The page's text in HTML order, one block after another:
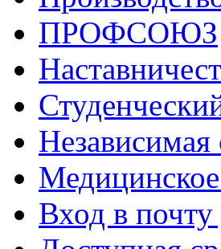
ПРОФСОЮЗ
Независимая
Вход в почту